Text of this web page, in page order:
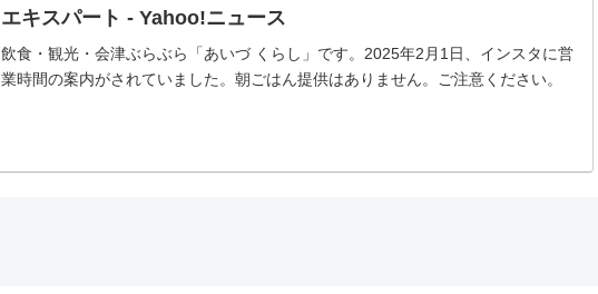
エキスパート - Yahoo!ニュース
飲食・観光・会津ぶらぶら「あいづ くらし」です。2025年2月1日、インスタに営
業時間の案内がされていました。朝ごはん提供はありません。ご注意ください。